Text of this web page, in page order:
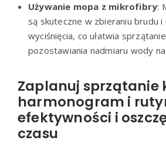
Używanie mopa z mikrofibry:
są skuteczne w zbieraniu brudu i
wyciśnięcia, co ułatwia
pozostawiania nadmiaru wody
Zaplanuj sprzątanie
harmonogram i
efektywności i
czasu